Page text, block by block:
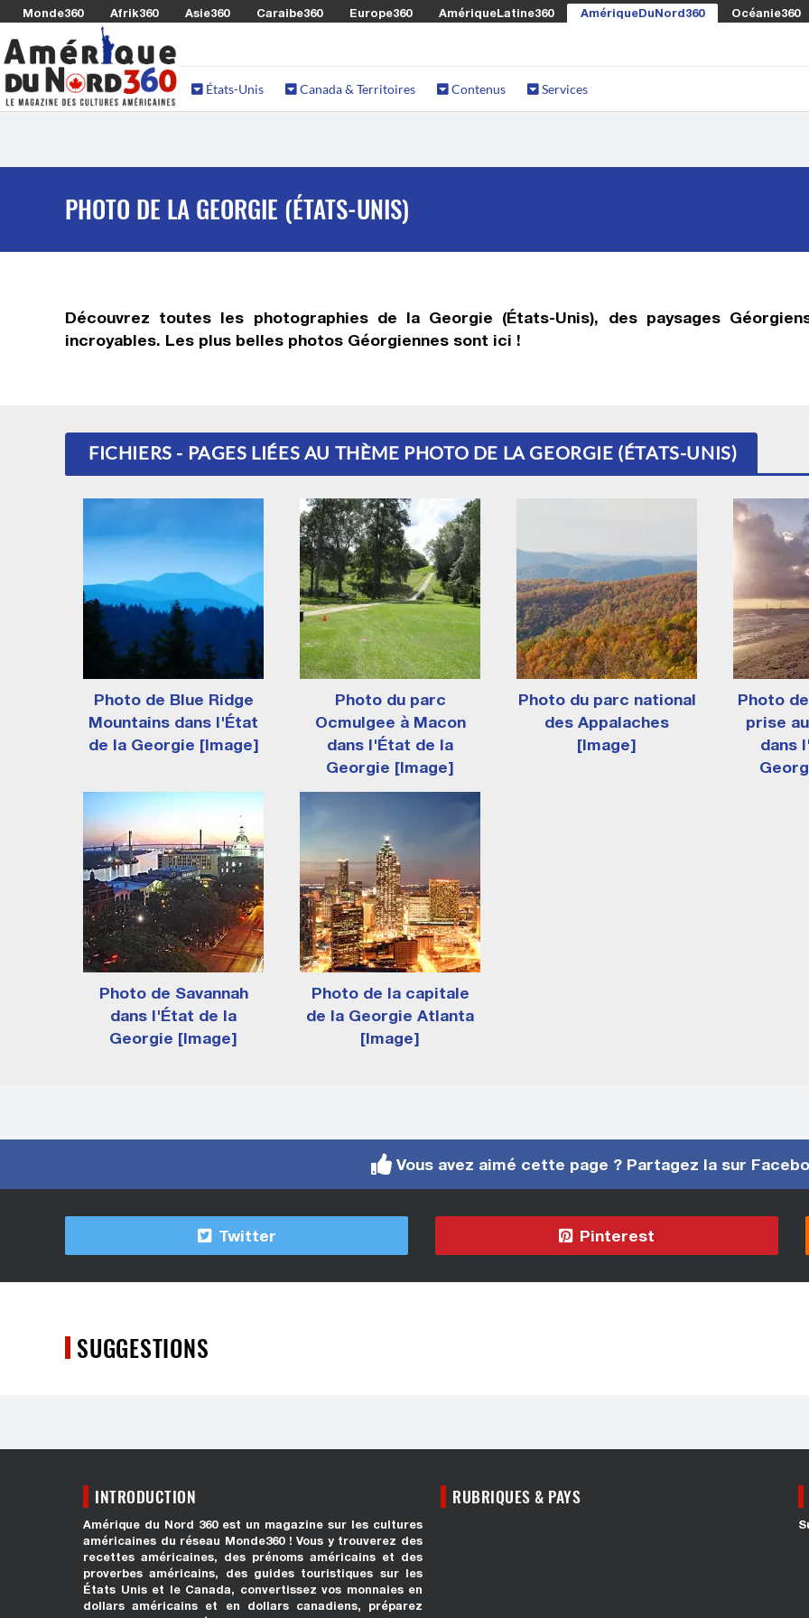
Monde360 Afrik360 Asie360 Caraibe360 Europe360 AmériqueLatine360 AmériqueDuNord360 Océanie360
États-Unis Canada & Territoires Contenus Services
PHOTO DE LA GEORGIE (ÉTATS-UNIS)
Découvrez toutes les photographies de la Georgie (États-Unis), des paysages
incroyables. Les plus belles photos Géorgiennes sont ici !
FICHIERS - PAGES LIÉES AU THÈME PHOTO DE LA GEORGIE (ÉTATS-UNIS)
Photo de Blue Ridge
Mountains dans l'État
de la Georgie [Image]
Photo du parc
Ocmulgee à Macon
dans l'État de la
Georgie [Image]
Photo du parc national
des Appalaches
[Image]
Photo
prise
dans
Photo de Savannah
dans l'État de la
Georgie [Image]
Photo de la capitale
de la Georgie Atlanta
[Image]
Vous avez aimé cette page ? Partagez la sur
Twitter Pinterest
SUGGESTIONS
INTRODUCTION
Amérique du Nord 360 est un magazine sur les cultures
américaines du réseau Monde360 ! Vous y trouverez des
recettes américaines, des prénoms américains et des
proverbes américains, des guides touristiques sur les
États Unis et le Canada, convertissez vos monnaies en
dollars américains et en dollars canadiens, préparez
RUBRIQUES & PAYS